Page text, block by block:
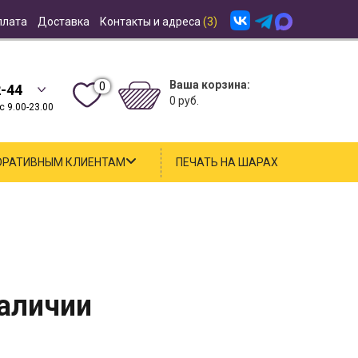
Доставка Контакты и адреса (3)
44
9.00-23.00
0
Ваша корзина:
0 руб.
КЛИЕНТАМ ПЕЧАТЬ НА ШАРАХ